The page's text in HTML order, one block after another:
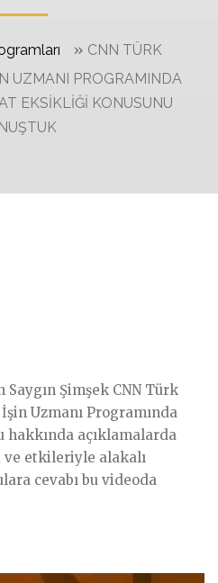
» CNN TÜRK
UZMANI PROGRAMINDA
EKSİKLİĞİ KONUSUNU
Şimşek CNN Türk
Uzmanı Programında
açıklamalarda
etkileriyle alakalı
cevabı bu videoda